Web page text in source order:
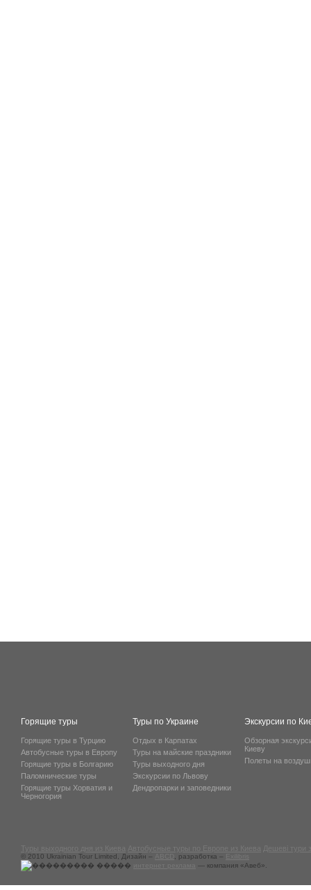
Горящие туры
Горящие туры в Турцию
Автобусные туры в Европу
Горящие туры в Болгарию
Паломнические туры
Горящие туры Хорватия и
Черногория
Туры по Украине
Отдых в Карпатах
Туры на майские праздники
Туры выходного дня
Экскурсии по Львову
Дендропарки и заповедники
Экскурсии по
Обзорная
Киеву
Полеты на
© 2010 Ukrainian Tour Limited, Дизайн – , разработка –
Exilibris
интернет реклама
— компания «Авеб».
Туры выходного дня из Киева Автобусные туры по Европе из Киева Дешеві тури